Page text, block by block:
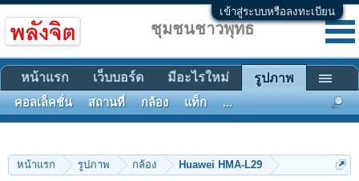
เข้าสู่ระบบหรือลงทะเบียน
หน้าแรก รูปภาพ กล้อง Huawei HMA-L29
ชุมชนชาวพุทธ
หน้าแรก เว็บบอร์ด มีอะไรใหม่ รูปภาพ
คอลเล็คชั่น สถานที่ กล้อง แท็ก ...